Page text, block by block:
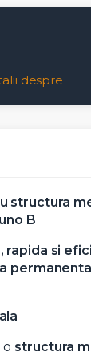
despre
structura
B
rapida si
o structura